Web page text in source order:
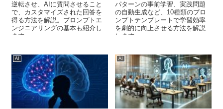
逆転させ、AIに質問させること
で、カスタマイズされた回答を
得る方法を解説。プロンプトエ
ンジニアリングの基本も紹介し
ます。
パターンの事前学習、実践問題
の自動生成など、10種類のプロ
ンプトテンプレートで学習効率
を劇的に向上させる方法を解説
します。
AI AI